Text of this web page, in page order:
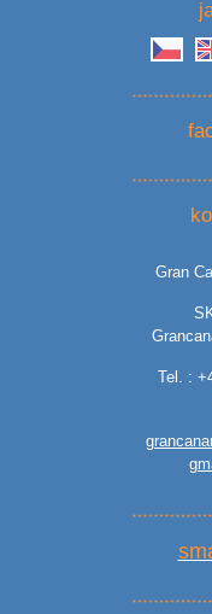
Gran
Tel. :